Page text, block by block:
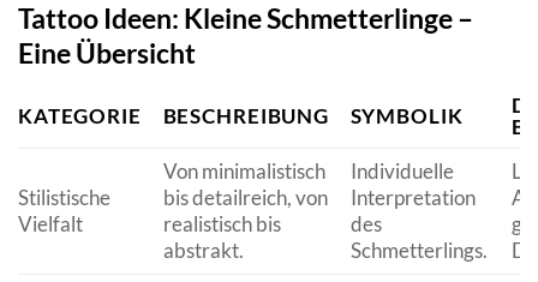
Tattoo Ideen: Kleine Schmetterlinge –
Eine Übersicht
KATEGORIE BESCHREIBUNG SYMBOLIK
Stilistische
Vielfalt
Von minimalistisch
bis detailreich, von
realistisch bis
abstrakt.
Individuelle
Interpretation
des
Schmetterlings.